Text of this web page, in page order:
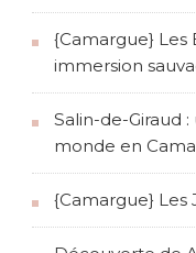
{Camargue} Les
immersion
Salin-de-Giraud
monde en
{Camargue} Les